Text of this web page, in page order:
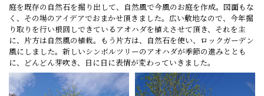
庭を既存の自然石を掘り出して、自然風で今風のお庭を作成。図面もな
く、その場のアイデアでおまかせ頂きました。広い敷地なので、今年掘
り取りを行い根回しできているアオハダを植えさせて頂き、それを主
に、片方は自然風の植栽。もう片方は、自然石を使い、ロックガーデン
風にしました。新しいシンボルツリーのアオハダが季節の進みととも
に、どんどん芽吹き、日に日に表情が変わっていきました。